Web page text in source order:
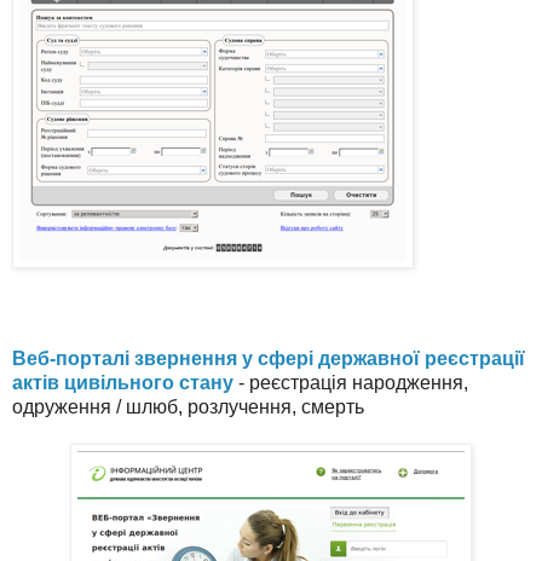
Веб-порталі звернення у сфері державної реєстрації
актів цивільного стану - реєстрація народження,
одруження / шлюб, розлучення, смерть